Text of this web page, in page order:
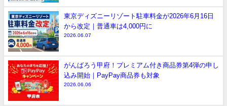
東京ディズニーリゾート駐車料金が2026年6月16日
から改定｜普通車は4,000円に
2026.06.07
がんばろう甲府！プレミアム付き商品券第4弾の申し
込み開始｜PayPay商品券も対象
2026.06.06